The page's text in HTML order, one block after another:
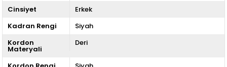
Cinsiyet
Erkek
Kadran Rengi
Siyah
Kordon
Materyali
Deri